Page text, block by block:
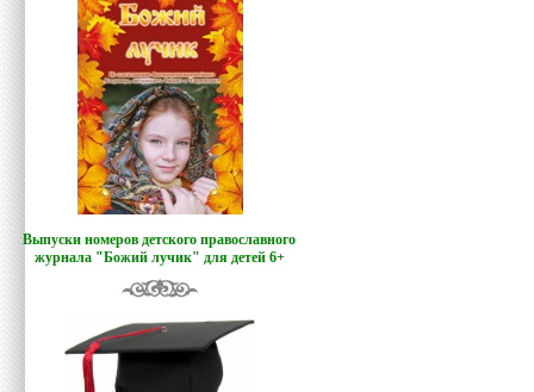
Выпуски номеров детского православного
журнала "Божий лучик" для детей 6+